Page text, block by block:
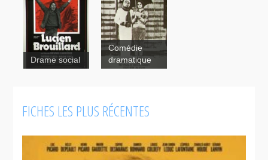
brûles... Tu
brûles...
Drame social
Noël et
Comédie
dramatique
FICHES LES PLUS RÉCENTES